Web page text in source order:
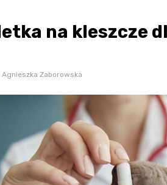
na kleszcze
Agnieszka Zaborowska